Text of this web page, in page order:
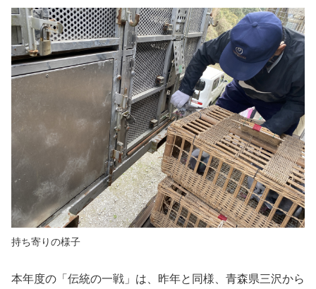
持ち寄りの様子
本年度の「伝統の一戦」は、昨年と同様、青森県三沢から